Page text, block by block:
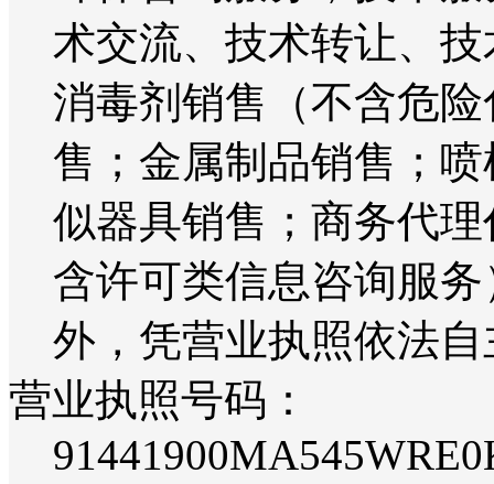
术交流、技术转让、
消毒剂销售（不含危
售；金属制品销售；
似器具销售；商务代
含许可类信息咨询服
外，凭营业执照依法
营业执照号码：